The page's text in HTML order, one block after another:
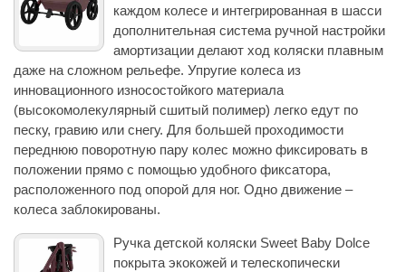
каждом колесе и интегрированная в шасси
дополнительная система ручной настройки
амортизации делают ход коляски плавным
даже на сложном рельефе. Упругие колеса из
инновационного износостойкого материала
(высокомолекулярный сшитый полимер) легко едут по
песку, гравию или снегу. Для большей проходимости
переднюю поворотную пару колес можно фиксировать в
положении прямо с помощью удобного фиксатора,
расположенного под опорой для ног. Одно движение –
колеса заблокированы.
Ручка детской коляски Sweet Baby Dolce
покрыта экокожей и телескопически